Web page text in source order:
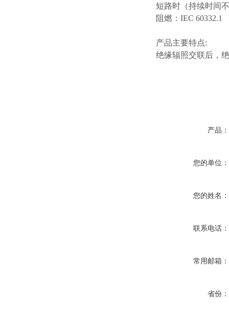
短路时（持续时间
阻燃： IEC 60332.1
产品主要特点:
绝缘辐照交联后，
产品：
您的单位：
您的姓名：
联系电话：
常用邮箱：
省份：